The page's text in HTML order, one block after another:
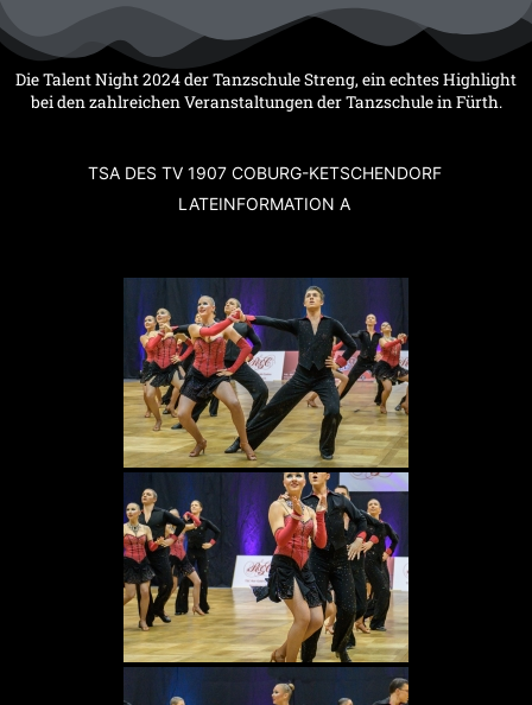
Inhalt
springen
Die Talent Night 2024 der Tanzschule Streng, ein echtes Highlight
bei den zahlreichen Veranstaltungen der Tanzschule in Fürth.
TSA DES TV 1907 COBURG-KETSCHENDORF
LATEINFORMATION A